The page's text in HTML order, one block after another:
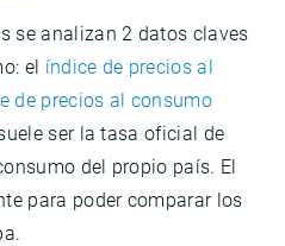
se analizan 2 datos claves
el índice de precios al
de precios al consumo
ser la tasa oficial de
del propio país. El
para poder comparar los